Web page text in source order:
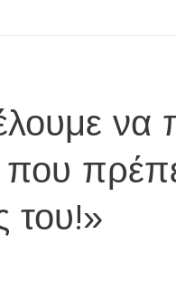
να
που
του!»